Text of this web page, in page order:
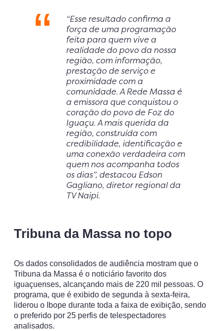
“Esse resultado confirma a
força de uma programação
feita para quem vive a
realidade do povo da nossa
região, com informação,
prestação de serviço e
proximidade com a
comunidade. A Rede Massa é
a emissora que conquistou o
coração do povo de Foz do
Iguaçu. A mais querida da
região, construída com
credibilidade, identificação e
uma conexão verdadeira com
quem nos acompanha todos
os dias”, destacou Edson
Gagliano, diretor regional da
TV Naipi.
Tribuna da Massa no topo
Os dados consolidados de audiência mostram que o
Tribuna da Massa é o noticiário favorito dos
iguaçuenses, alcançando mais de 220 mil pessoas. O
programa, que é exibido de segunda à sexta-feira,
liderou o Ibope durante toda a faixa de exibição, sendo
o preferido por 25 perfis de telespectadores
analisados.